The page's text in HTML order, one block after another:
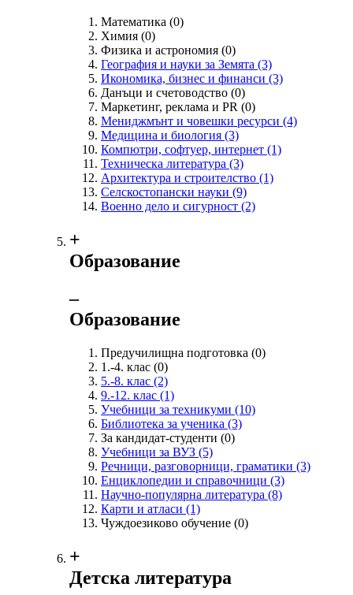
Математика (0)
Химия (0)
Физика и астрономия (0)
География и науки за Земята (3)
Икономика, бизнес и финанси (3)
Данъци и счетоводство (0)
Маркетинг, реклама и PR (0)
Мениджмънт и човешки ресурси (4)
Медицина и биология (3)
Компютри, софтуер, интернет (1)
Техническа литература (3)
Архитектура и строителство (1)
Селскостопански науки (9)
Военно дело и сигурност (2)
+
Образование
‒
Образование
Предучилищна подготовка (0)
1.-4. клас (0)
5.-8. клас (2)
9.-12. клас (1)
Учебници за техникуми (10)
Библиотека за ученика (3)
За кандидат-студенти (0)
Учебници за ВУЗ (5)
Речници, разговорници, граматики (3)
Енциклопедии и справочници (3)
Научно-популярна литература (8)
Карти и атласи (1)
Чуждоезиково обучение (0)
+
Детска литература